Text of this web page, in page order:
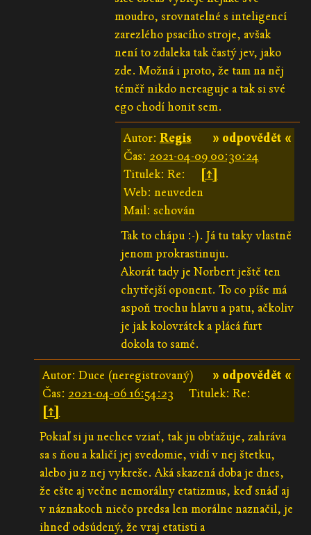
moudro, srovnatelné s inteligencí
zarezlého psacího stroje, avšak
není to zdaleka tak častý jev, jako
zde. Možná i proto, že tam na něj
téměř nikdo nereaguje a tak si své
ego chodí honit sem.
» odpovědět «
Autor: Regis
Čas: 2021-04-09 00:30:24
Titulek: Re:
[↑]
Web: neuveden
Mail: schován
Tak to chápu :-). Já tu taky vlastně
jenom prokrastinuju.
Akorát tady je Norbert ještě ten
chytřejší oponent. To co píše má
aspoň trochu hlavu a patu, ačkoliv
je jak kolovrátek a plácá furt
dokola to samé.
» odpovědět «
Autor: Duce (neregistrovaný)
Čas: 2021-04-06 16:54:23
Titulek: Re:
[↑]
Pokiaľ si ju nechce vziať, tak ju obťažuje, zahráva
sa s ňou a kaličí jej svedomie, vidí v nej štetku,
alebo ju z nej vykreše. Aká skazená doba je dnes,
že ešte aj večne nemorálny etatizmus, keď snáď aj
v náznakoch niečo predsa len morálne naznačil, je
ihneď odsúdený, že vraj etatisti a